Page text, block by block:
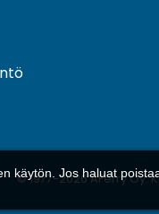
© 1977-2026AFerry Oy.
käytön. Jos haluat